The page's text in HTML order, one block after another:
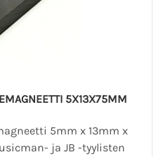
5X13X75MM
5mm x 13mm x
ja JB -tyylisten